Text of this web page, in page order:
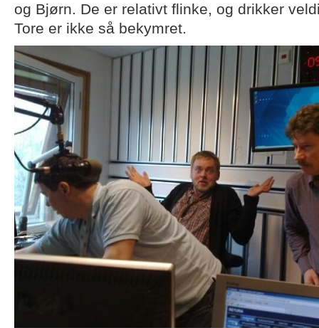
og Bjørn. De er relativt flinke, og drikker
Tore er ikke så bekymret.